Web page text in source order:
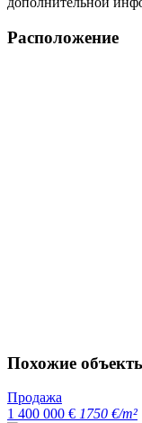
Расположение
Похожие
Продажа
1 400 000 € 1750 €/m²